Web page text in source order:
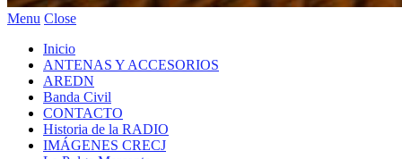
Menu Close
Inicio
ANTENAS Y ACCESORIOS
AREDN
Banda Civil
CONTACTO
Historia de la RADIO
IMÁGENES CRECJ